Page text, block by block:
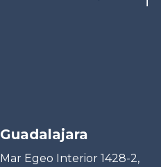
Guadalajara
Mar Egeo Interior 1428-2,